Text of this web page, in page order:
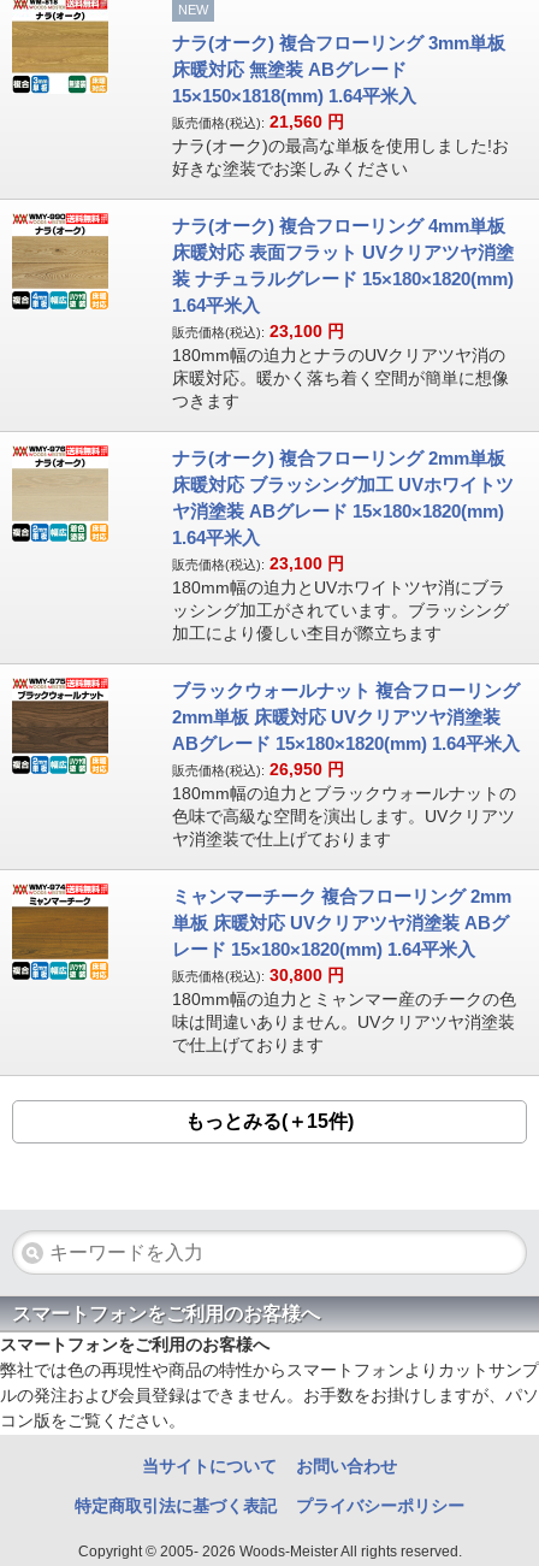
NEW
ナラ(オーク) 複合フローリング 3mm単板
床暖対応 無塗装 ABグレード
15×150×1818(mm) 1.64平米入
販売価格(税込): 21,560 円
ナラ(オーク)の最高な単板を使用しました!お
好きな塗装でお楽しみください
ナラ(オーク) 複合フローリング 4mm単板
床暖対応 表面フラット UVクリアツヤ消塗
装 ナチュラルグレード 15×180×1820(mm)
1.64平米入
販売価格(税込): 23,100 円
180mm幅の迫力とナラのUVクリアツヤ消の
床暖対応。暖かく落ち着く空間が簡単に想像
つきます
ナラ(オーク) 複合フローリング 2mm単板
床暖対応 ブラッシング加工 UVホワイトツ
ヤ消塗装 ABグレード 15×180×1820(mm)
1.64平米入
販売価格(税込): 23,100 円
180mm幅の迫力とUVホワイトツヤ消にブラ
ッシング加工がされています。ブラッシング
加工により優しい杢目が際立ちます
ブラックウォールナット 複合フローリング
2mm単板 床暖対応 UVクリアツヤ消塗装
ABグレード 15×180×1820(mm) 1.64平米入
販売価格(税込): 26,950 円
180mm幅の迫力とブラックウォールナットの
色味で高級な空間を演出します。UVクリアツ
ヤ消塗装で仕上げております
ミャンマーチーク 複合フローリング 2mm
単板 床暖対応 UVクリアツヤ消塗装 ABグ
レード 15×180×1820(mm) 1.64平米入
販売価格(税込): 30,800 円
180mm幅の迫力とミャンマー産のチークの色
味は間違いありません。UVクリアツヤ消塗装
で仕上げております
もっとみる(＋15件)
スマートフォンをご利用のお客様へ
スマートフォンをご利用のお客様へ
弊社では色の再現性や商品の特性からスマートフォンよりカットサンプ
ルの発注および会員登録はできません。お手数をお掛けしますが、パソ
コン版をご覧ください。
当サイトについて お問い合わせ
特定商取引法に基づく表記 プライバシーポリシー
Copyright © 2005- 2026 Woods-Meister All rights reserved.